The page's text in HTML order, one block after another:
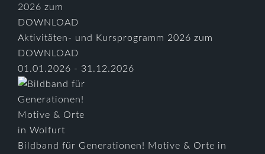
Aktivitäten- und Kursprogramm 2026 zum
DOWNLOAD
01.01.2026 - 31.12.2026
Bildband für Generationen! Motive & Orte in